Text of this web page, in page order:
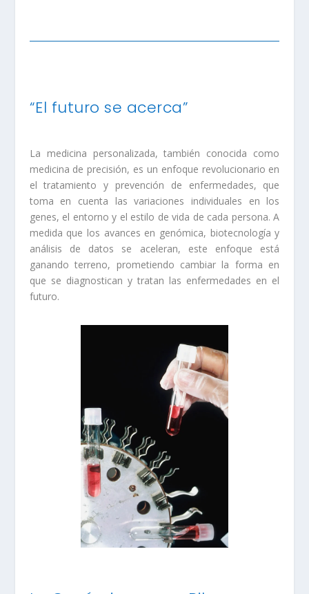
“El futuro se acerca”
La medicina personalizada, también conocida como
medicina de precisión, es un enfoque revolucionario en
el tratamiento y prevención de enfermedades, que
toma en cuenta las variaciones individuales en los
genes, el entorno y el estilo de vida de cada persona. A
medida que los avances en genómica, biotecnología y
análisis de datos se aceleran, este enfoque está
ganando terreno, prometiendo cambiar la forma en
que se diagnostican y tratan las enfermedades en el
futuro.